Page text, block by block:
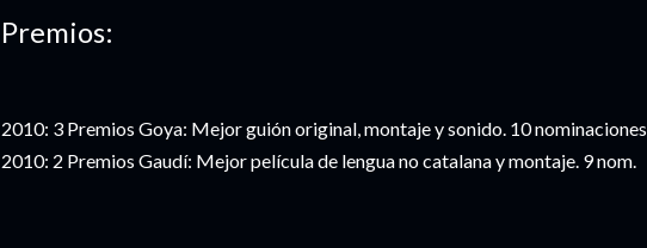
Premios:
2010: 3 Premios Goya: Mejor guión original, montaje y sonido. 10 nominaciones
2010: 2 Premios Gaudí: Mejor película de lengua no catalana y montaje. 9 nom.